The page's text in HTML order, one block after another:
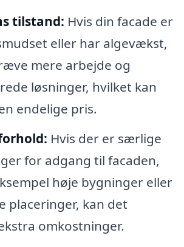
tilstand: Hvis din facade er
eller har algevækst,
mere arbejde og
løsninger, hvilket kan
endelige pris.
Hvis der er særlige
for adgang til facaden,
høje bygninger eller
placeringer, kan det
omkostninger.